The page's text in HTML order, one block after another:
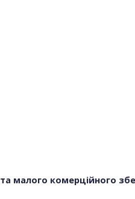
малого комерційного